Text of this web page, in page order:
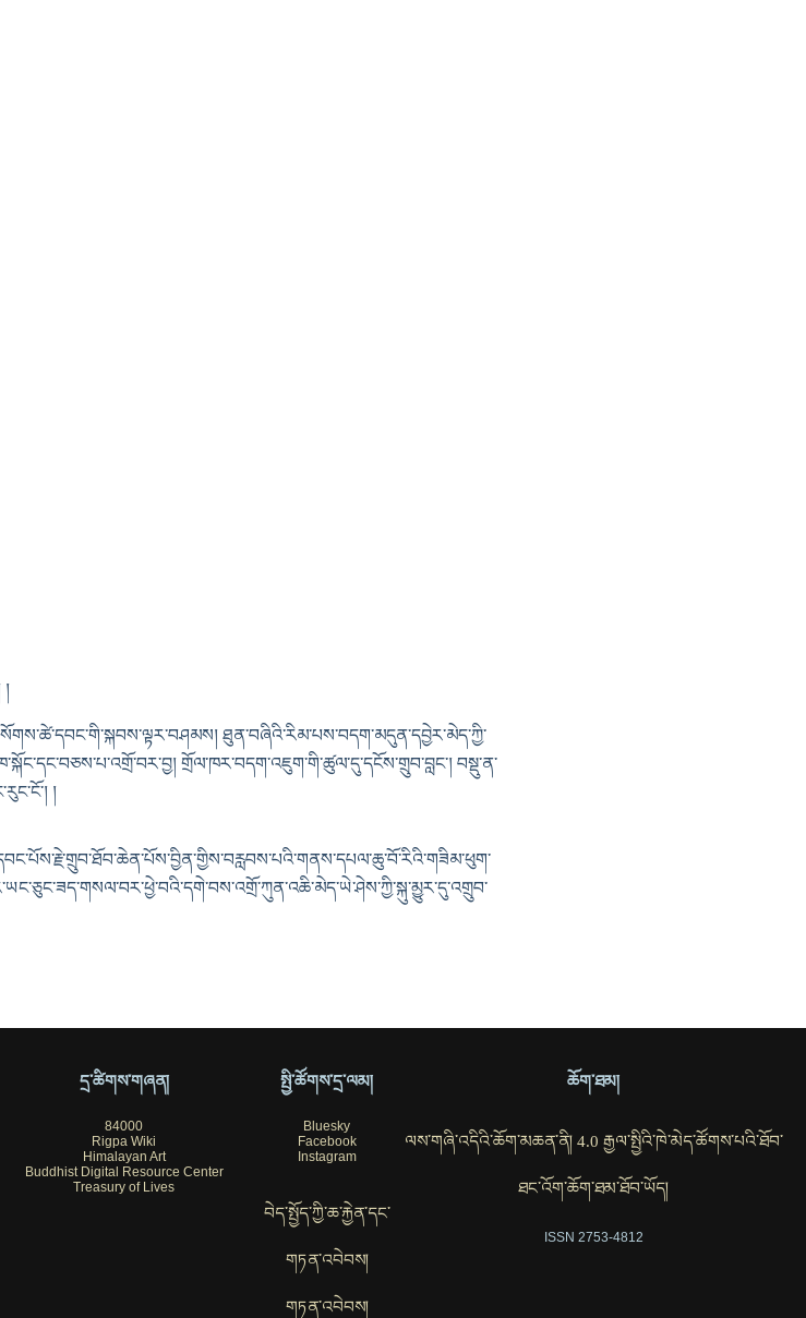
ཐུན་བཞིའི་རིམ་པས་བདག་མདུན་དབྱེར་མེད་ཀྱི་
གྲོལ་ཁར་བདག་འཇུག་གི་ཚུལ་དུ་དངོས་གྲུབ་བླང་། བསྡུ་ན་
།
དྲ་ཚིགས་གཞན།
84000
Rigpa Wiki
Himalayan Art
Buddhist Digital Resource Center
Treasury of Lives
སྤྱི་ཚོགས་དྲ་ལམ།
Bluesky
Facebook
Instagram
བེད་སྤྱོད་ཀྱི་ཆ་རྐྱེན་དང་
གཏན་འབེབས།
གཏན་འབེབས།
ཆོག་ཐམ།
ལས་གཞི་འདིའི་ཆོག་མཆན་ནི། 4.0 རྒྱལ་སྤྱིའི་ཁེ་མེད་ཚོགས་པའི་ཐོབ་
ཐང་འོག་ཆོག་ཐམ་ཐོབ་ཡོད།
ISSN 2753-4812